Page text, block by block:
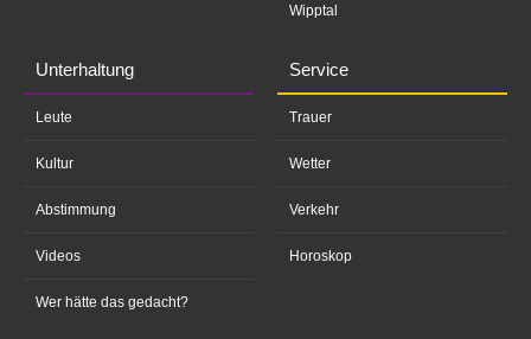
Wipptal
Unterhaltung
Leute
Kultur
Abstimmung
Videos
Wer hätte das gedacht?
Service
Trauer
Wetter
Verkehr
Horoskop